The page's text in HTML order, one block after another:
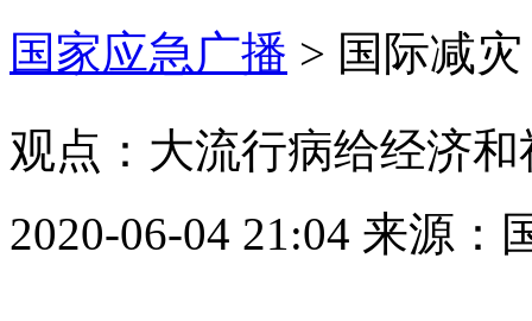
国家应急广播 > 国际减灾
观点：大流行病给经济
2020-06-04 21:04 来源：